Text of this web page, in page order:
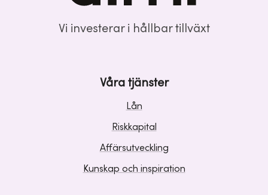
Vi investerar i hållbar tillväxt
Våra tjänster
Lån
Riskkapital
Affärsutveckling
Kunskap och inspiration